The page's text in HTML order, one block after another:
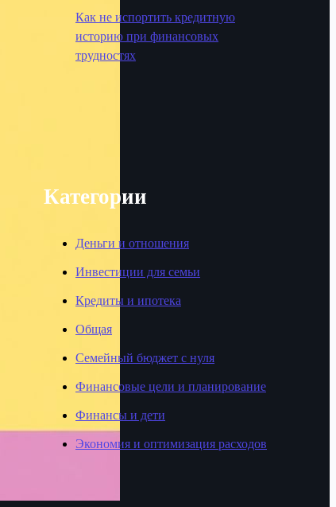
Как не испортить кредитную
историю при финансовых
трудностях
Категории
Деньги и отношения
Инвестиции для семьи
Кредиты и ипотека
Общая
Семейный бюджет с нуля
Финансовые цели и планирование
Финансы и дети
Экономия и оптимизация расходов